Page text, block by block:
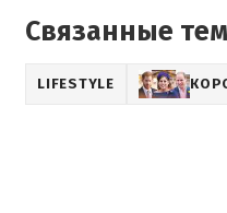
Связанные
LIFESTYLE